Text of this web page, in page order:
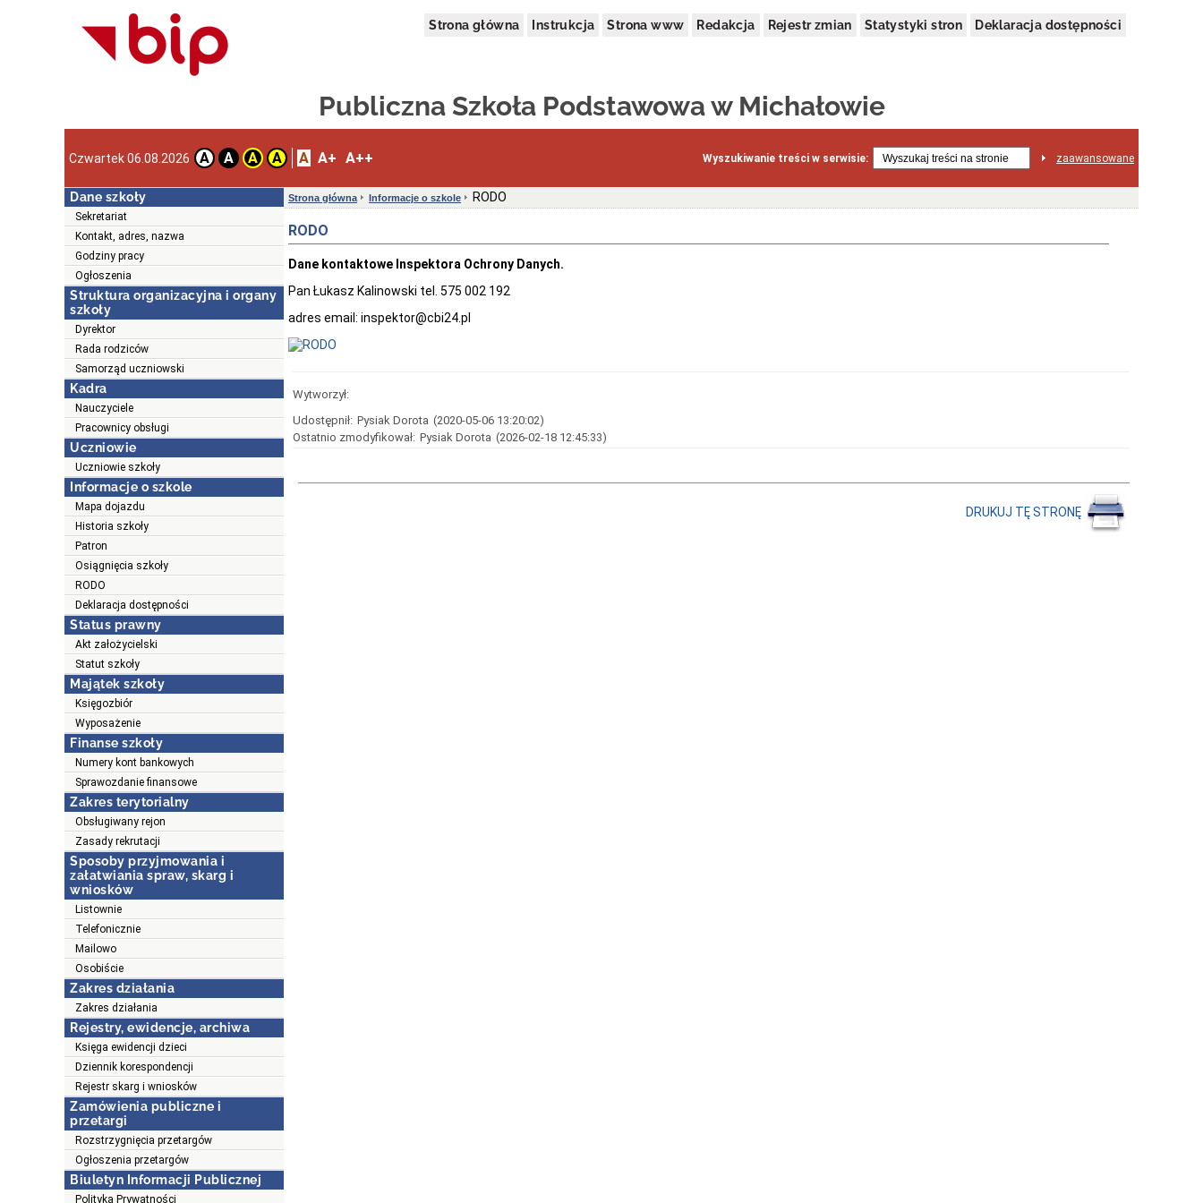
Strona główna Instrukcja Strona www Redakcja Rejestr zmian Statystyki stron Deklaracja dostępności
Publiczna Szkoła Podstawowa w Michałowie
Czwartek 06.08.2026 A A A A A A+ A++ Wyszukiwanie treści w serwisie: zaawansowane
Dane szkoły
Sekretariat
Kontakt, adres, nazwa
Godziny pracy
Ogłoszenia
Struktura organizacyjna i organy
szkoły
Dyrektor
Rada rodziców
Samorząd uczniowski
Kadra
Nauczyciele
Pracownicy obsługi
Uczniowie
Uczniowie szkoły
Informacje o szkole
Mapa dojazdu
Historia szkoły
Patron
Osiągnięcia szkoły
RODO
Deklaracja dostępności
Status prawny
Akt założycielski
Statut szkoły
Majątek szkoły
Księgozbiór
Wyposażenie
Finanse szkoły
Numery kont bankowych
Sprawozdanie finansowe
Zakres terytorialny
Obsługiwany rejon
Zasady rekrutacji
Sposoby przyjmowania i
załatwiania spraw, skarg i
wniosków
Listownie
Telefonicznie
Mailowo
Osobiście
Zakres działania
Zakres działania
Rejestry, ewidencje, archiwa
Księga ewidencji dzieci
Dziennik korespondencji
Rejestr skarg i wniosków
Zamówienia publiczne i
przetargi
Rozstrzygnięcia przetargów
Ogłoszenia przetargów
Biuletyn Informacji Publicznej
Polityka Prywatności
Strona główna Informacje o szkole RODO
RODO
Dane kontaktowe Inspektora Ochrony Danych.
Pan Łukasz Kalinowski tel. 575 002 192
adres email: inspektor@cbi24.pl
Wytworzył:
Udostępnił: Pysiak Dorota (2020-05-06 13:20:02)
Ostatnio zmodyfikował: Pysiak Dorota (2026-02-18 12:45:33)
DRUKUJ TĘ STRONĘ